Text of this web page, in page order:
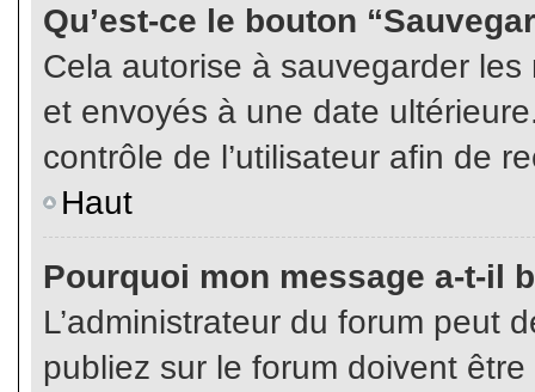
Qu’est-ce le bouton
Cela autorise à sauvegarder
et envoyés à une date
contrôle de l’utilisateur afin de
Haut
Pourquoi mon message a-t-il
L’administrateur du forum peut
publiez sur le forum doivent